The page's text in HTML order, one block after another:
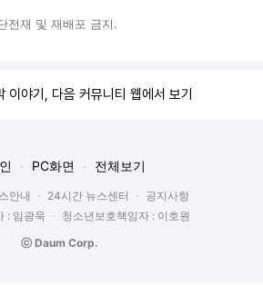
재 및 재배포 금지.
이야기, 다음 커뮤니티 웹에서 보기
PC화면 전체보기
안내 24시간 뉴스센터
공지사항
: 임광욱
청소년보호책임자 : 이호원
ⓒ Daum Corp.